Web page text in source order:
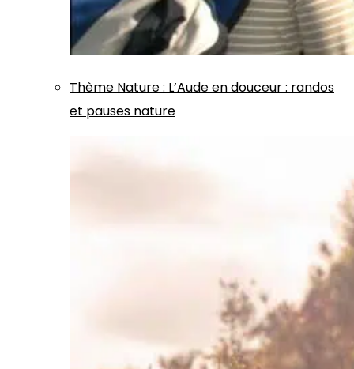
Thème Nature: L’Aude en douceur : randos
et pauses nature